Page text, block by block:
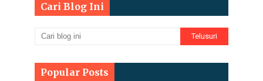
Cari Blog Ini
Popular Posts